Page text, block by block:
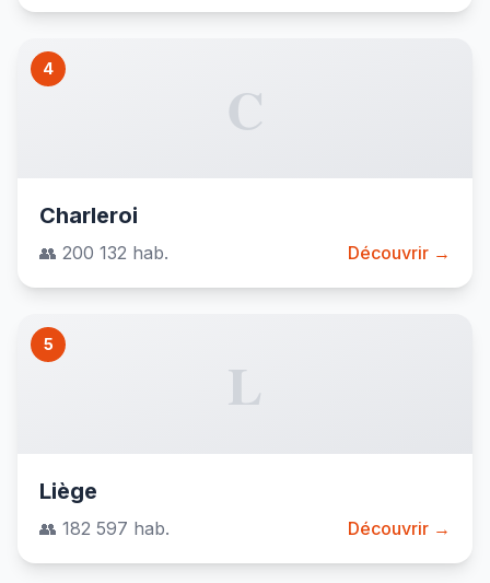
4
C
Charleroi
👥 200 132 hab. Découvrir →
5
L
Liège
👥 182 597 hab. Découvrir →